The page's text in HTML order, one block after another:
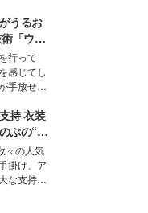
ベースと
さ”に改
いる様
の艶やか
容好きの
を紹介し
うるお
「ウォ
グスキ
ンケア
行って
感じてし
手放せな
える可能
Water
ーキャ
水肌）」
。
持 衣装
ぶの“可
チズン
ュー＞
々の人気
掛け、ア
な支持を